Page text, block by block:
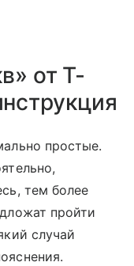
от Т-
простые.
тем более
пройти
случай